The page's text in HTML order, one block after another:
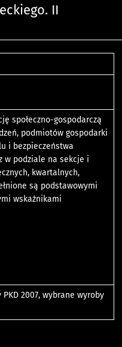
II
społeczno-gospodarczą
podmiotów gospodarki
i bezpieczeństwa
w podziale na sekcje i
kwartalnych,
są podstawowymi
wskaźnikami
2007, wybrane wyroby